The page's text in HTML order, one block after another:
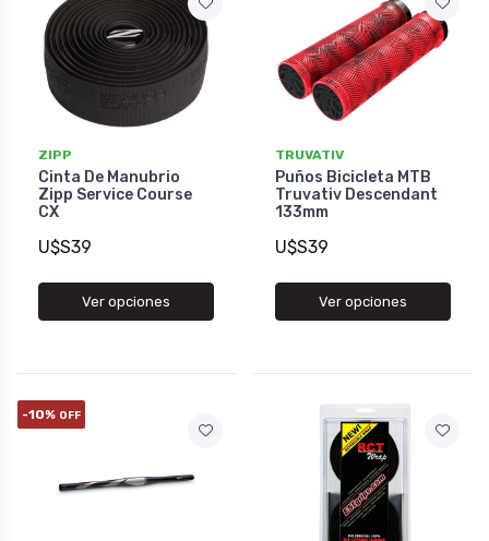
ZIPP
Cinta De Manubrio
Zipp Service Course
CX
U$S39
Ver opciones
TRUVATIV
Puños Bicicleta MTB
Truvativ Descendant
133mm
U$S39
Ver opciones
-10% OFF